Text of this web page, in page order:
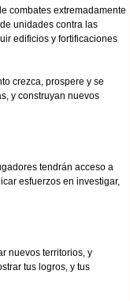
combates extremadamente
unidades contra las
edificios y fortificaciones
crezca, prospere y se
y construyan nuevos
tendrán acceso a
esfuerzos en investigar,
nuevos territorios, y
tus logros, y tus